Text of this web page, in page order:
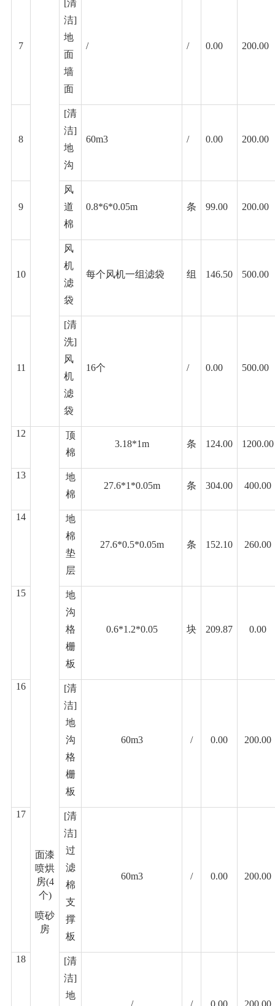
7
[清
洁]
地
面
墙
面
/ / 0.00 200.00
8
[清
洁]
地
沟
60m3 / 0.00 200.00
9
风
道
棉
0.8*6*0.05m 条 99.00 200.00
10
风
机
滤
袋
每个风机一组滤袋 组 146.50 500.00
11
[清
洗]
风
机
滤
袋
16个 / 0.00 500.00
12
面漆
喷烘
房(4
个)
喷砂
房
顶
棉
3.18*1m 条 124.00 1200.00
13
地
棉
27.6*1*0.05m 条 304.00 400.00
14
地
棉
垫
层
27.6*0.5*0.05m 条 152.10 260.00
15
地
沟
格
栅
板
0.6*1.2*0.05 块 209.87 0.00
16
[清
洁]
地
沟
格
栅
板
60m3 / 0.00 200.00
17
[清
洁]
过
滤
棉
支
撑
板
60m3 / 0.00 200.00
18
[清
洁]
地
/ / 0.00 200.00